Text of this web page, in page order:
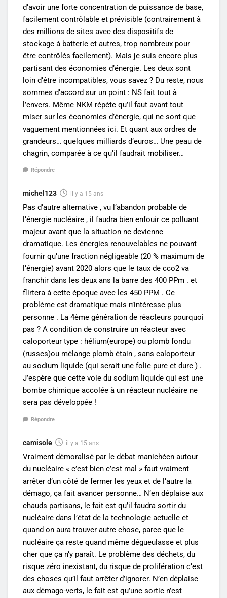
d’avoir une forte concentration de puissance de base,
facilement contrôlable et prévisible (contrairement à
des millions de sites avec des dispositifs de
stockage à batterie et autres, trop nombreux pour
être contrôlés facilement). Mais je suis encore plus
partisant des économies d’énergie. Les deux sont
loin d’être incompatibles, vous savez ? Du reste, nous
sommes d’accord sur un point : NS fait tout à
l’envers. Même NKM répète qu’il faut avant tout
miser sur les économies d’énergie, qui ne sont que
vaguement mentionnées ici. Et quant aux ordres de
grandeurs… quelques milliards d’euros… Une peau de
chagrin, comparée à ce qu’il faudrait mobiliser…
Répondre
michel123 il y a 15 ans
Pas d’autre alternative , vu l’abandon probable de
l’énergie nucléaire , il faudra bien enfouir ce polluant
majeur avant que la situation ne devienne
dramatique. Les énergies renouvelables ne pouvant
fournir qu’une fraction négligeable (20 % maximum de
l’énergie) avant 2020 alors que le taux de cco2 va
franchir dans les deux ans la barre des 400 PPm . et
flirtera à cette époque avec les 450 PPM . Ce
problème est dramatique mais n’intéresse plus
personne . La 4ème génération de réacteurs pourquoi
pas ? A condition de construire un réacteur avec
caloporteur type : hélium(europe) ou plomb fondu
(russes)ou mélange plomb étain , sans caloporteur
au sodium liquide (qui serait une folie pure et dure ) .
J’espère que cette voie du sodium liquide qui est une
bombe chimique accolée à un réacteur nucléaire ne
sera pas développée !
Répondre
camisole il y a 15 ans
Vraiment démoralisé par le débat manichéen autour
du nucléaire « c’est bien c’est mal » faut vraiment
arrêter d’un côté de fermer les yeux et de l’autre la
démago, ça fait avancer personne… N’en déplaise aux
chauds partisans, le fait est qu’il faudra sortir du
nucléaire dans l’état de la technologie actuelle et
quand on aura trouver autre chose, parce que le
nucléaire ça reste quand même dégueulasse et plus
cher que ça n’y paraît. Le problème des déchets, du
risque zéro inexistant, du risque de prolifération c’est
des choses qu’il faut arrêter d’ignorer. N’en déplaise
aux démago-verts, le fait est qu’une sortie n’est